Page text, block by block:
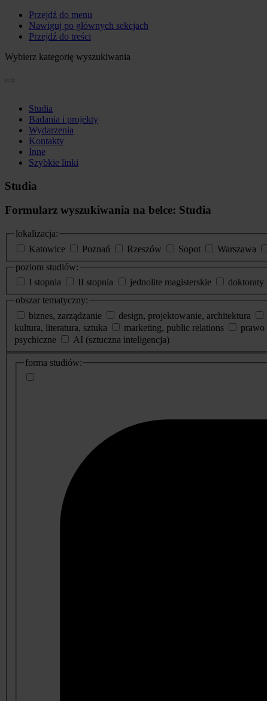
Przejdź do menu
Nawiguj po głównych sekcjach
Przejdź do treści
Wybierz kategorię wyszukiwania
Studia
Badania i projekty
Wydarzenia
Kontakty
Inne
Szybkie linki
Studia
Formularz wyszukiwania na belce: Studia
lokalizacja:
Katowice
Poznań Rzeszów Sopot Warszawa
poziom studiów:
I stopnia
II stopnia jednolite magisterskie doktoraty
obszar tematyczny:
biznes, zarządzanie
design, projektowanie, architektura
kultura, literatura, sztuka
marketing, public relations prawo
psychiczne
AI (sztuczna inteligencja)
dodatkowe
informacje
forma studiów: